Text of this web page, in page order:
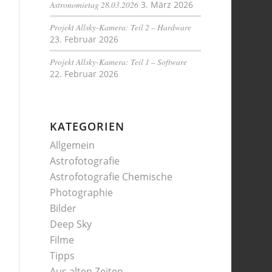
Astronomietag 28.03.2026 3. März 2026
Projekt Allsky-Kamera: Teil 2 – Hardware
23. Februar 2026
Projekt Allsky-Kamera: Teil 1 – Software
22. Februar 2026
KATEGORIEN
Allgemein
Astrofotografie
Astrofotografie Chemische
Photographie
Bilder
Deep Sky
Filme
Tipps